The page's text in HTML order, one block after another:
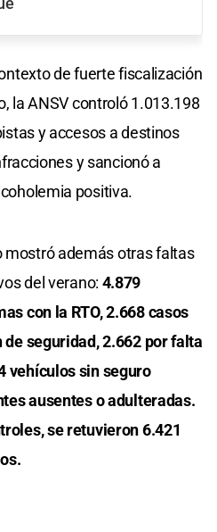
de fuerte fiscalización
la ANSV controló 1.013.198
y accesos a destinos
y sancionó a
positiva.
mostró además otras faltas
del verano: 4.879
con la RTO, 2.668 casos
seguridad, 2.662 por falta
vehículos sin seguro
ausentes o adulteradas.
se retuvieron 6.421